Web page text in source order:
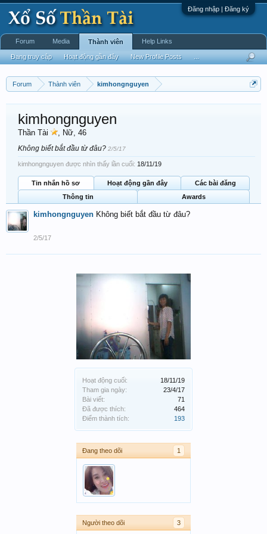
Đăng nhập | Đăng ký
Forum Thành viên kimhongnguyen
Hoạt động cuối:
18/11/19
Tham gia ngày:
23/4/17
Bài viết:
71
Đã được thích:
464
Điểm thành tích:
193
Đang theo dõi 1
Người theo dõi 3
kimhongnguyen
Thần Tài , Nữ, 46
Không biết bắt đầu từ đâu? 2/5/17
kimhongnguyen được nhìn thấy lần cuối: 18/11/19
Tin nhắn hồ sơ Hoạt động gần đây
Các bài đăng
Thông tin
Awards
kimhongnguyen Không biết bắt đầu từ đâu?
2/5/17
Forum Media Thành viên
Đang truy cập Hoạt động gần đây New Profile Posts
Help Links